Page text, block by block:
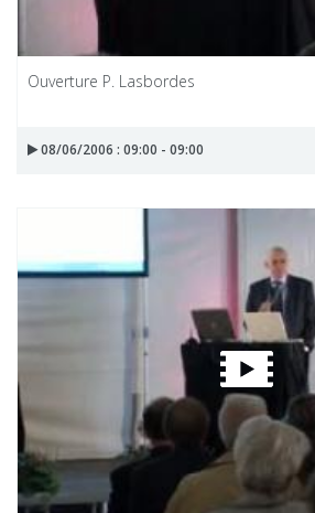
Ouverture P. Lasbordes
08/06/2006 : 09:00 - 09:00